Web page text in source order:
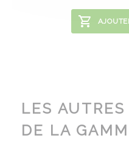
LES
DE LA